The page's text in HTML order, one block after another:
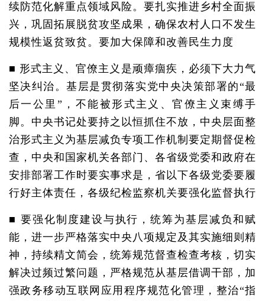
续防范化解重点领域风险。要扎实推进乡村全面振
兴，巩固拓展脱贫攻坚成果，确保农村人口不发生
规模性返贫致贫。要加大保障和改善民生力度
■ 形式主义、官僚主义是顽瘴痼疾，必须下大力气
坚决纠治。基层是贯彻落实党中央决策部署的“最
后一公里”，不能被形式主义、官僚主义束缚手
脚。中央书记处要持之以恒抓住不放，中央层面整
治形式主义为基层减负专项工作机制要定期督促检
查，中央和国家机关各部门、各省级党委和政府在
安排部署工作时要实事求是，省以下各级党委要履
行好主体责任，各级纪检监察机关要强化监督执行
■ 要强化制度建设与执行，统筹为基层减负和赋
能，进一步严格落实中央八项规定及其实施细则精
神，持续精文简会，统筹规范督查检查考核，切实
解决过频过繁问题，严格规范从基层借调干部，加
强政务移动互联网应用程序规范化管理，整治“指